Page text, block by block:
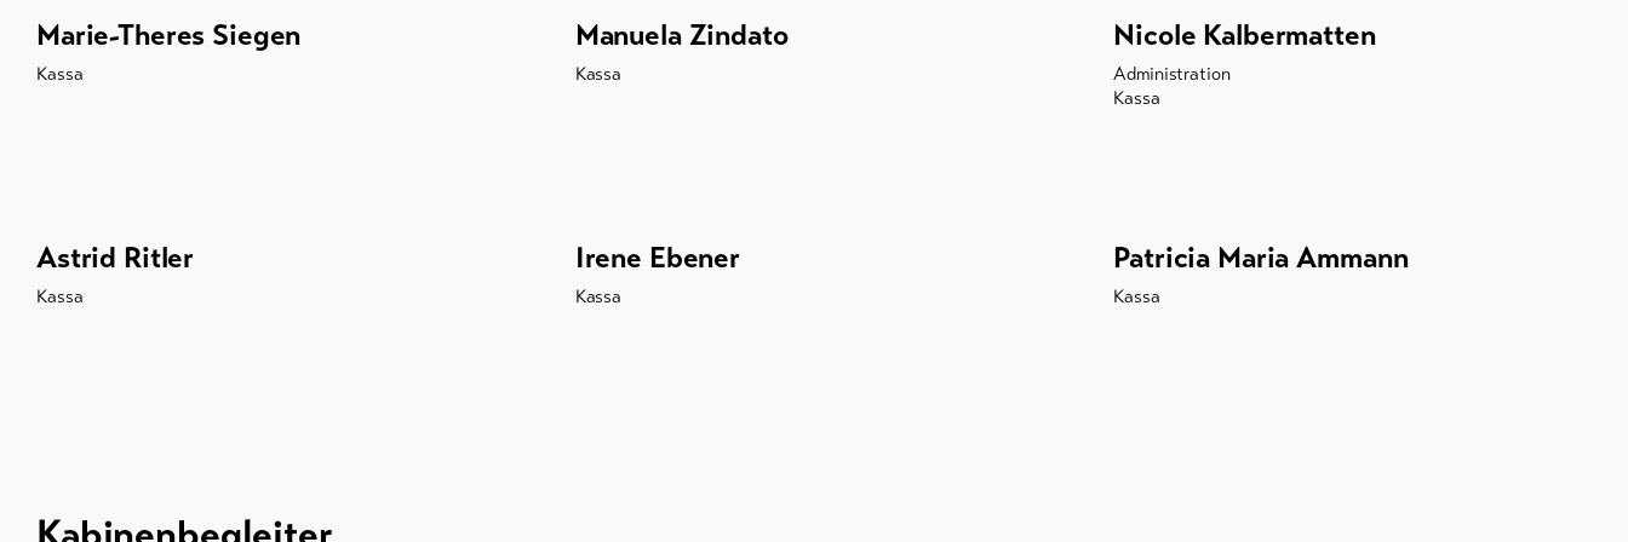
Marie-Theres Siegen
Kassa
Manuela Zindato
Kassa
Nicole Kalbermatten
Administration
Kassa
Astrid Ritler
Kassa
Irene Ebener
Kassa
Patricia Maria Ammann
Kassa